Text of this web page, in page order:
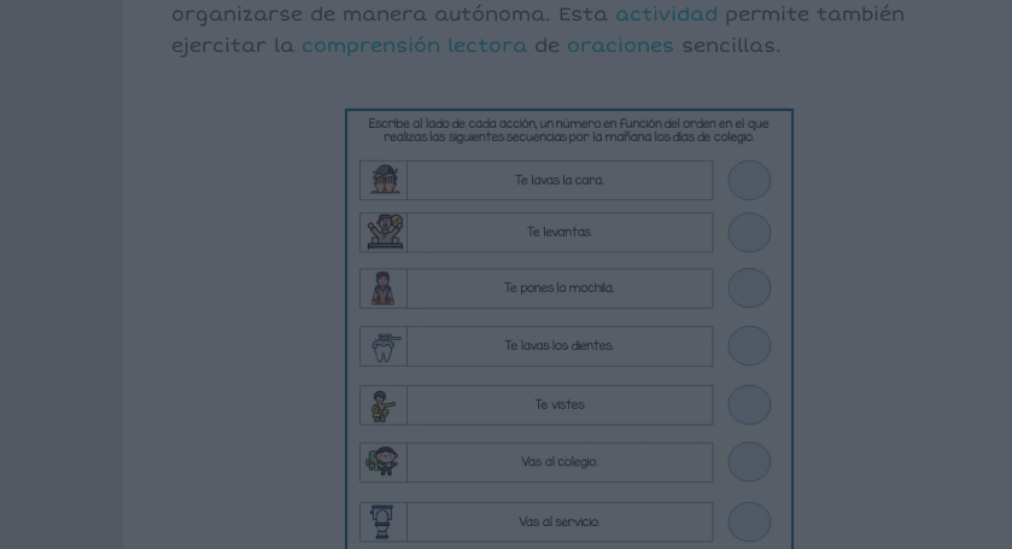
organizarse de manera autónoma. Esta actividad permite también
ejercitar la comprensión lectora de oraciones sencillas.